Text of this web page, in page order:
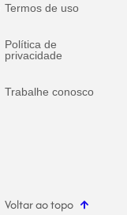
Termos de uso
Política de
privacidade
Trabalhe conosco
Voltar ao topo